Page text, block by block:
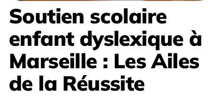
Soutien scolaire
enfant dyslexique à
Marseille : Les Ailes
de la Réussite